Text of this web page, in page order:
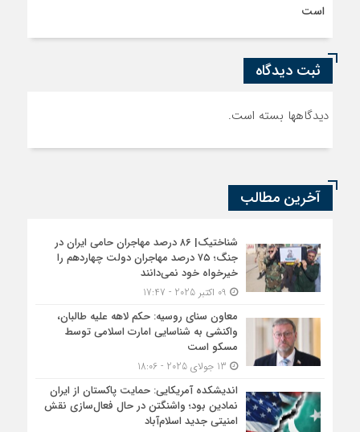
است
ثبت دیدگاه
دیدگاهها بسته است.
آخرین مطالب
شناختیک| ۸۶ درصد مهاجران حامی ایران در
جنگ؛ ۷۵ درصد مهاجران دولت چهاردهم را
خیرخواه خود نمی‌دانند
معاون سنای روسیه: حکم لاهه علیه طالبان،
واکنشی به شناسایی امارت اسلامی توسط
مسکو است
اندیشکده آمریکایی: حمایت پاکستان از ایران
نمادین بود؛ واشنگتن در حال فعال‌سازی نقش
امنیتی جدید اسلام‌آباد